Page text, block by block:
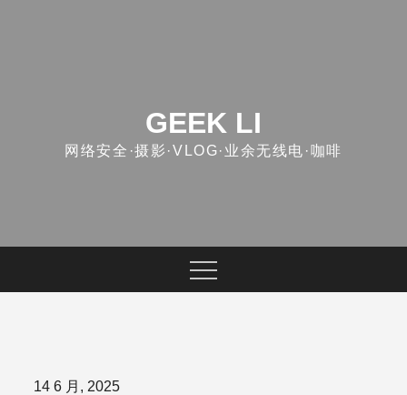
GEEK LI
网络安全·摄影·VLOG·业余无线电·咖啡
Posted
14 6 月, 2025